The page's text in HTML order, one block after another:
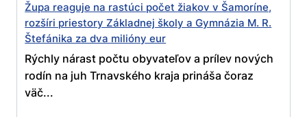
Župa reaguje na rastúci počet žiakov v Šamoríne,
rozšíri priestory Základnej školy a Gymnázia M. R.
Štefánika za dva milióny eur
Rýchly nárast počtu obyvateľov a prílev nových
rodín na juh Trnavského kraja prináša čoraz
väč...